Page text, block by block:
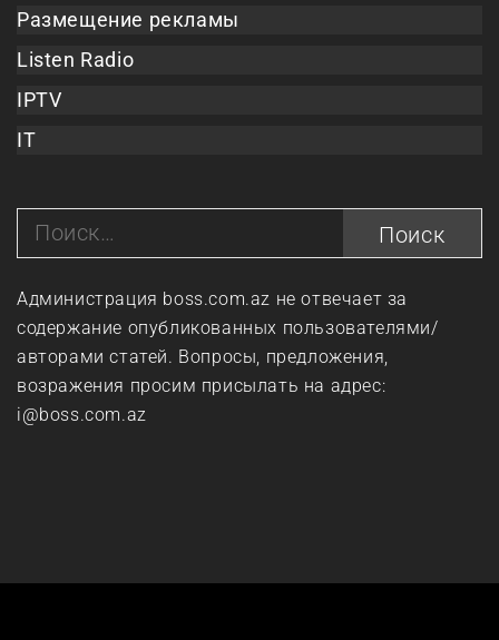
Размещение рекламы
Listen Radio
IPTV
IT
Найти:
Администрация boss.com.az не отвечает за
содержание опубликованных пользователями/
авторами статей. Вопросы, предложения,
возражения просим присылать на адрес:
i@boss.com.az